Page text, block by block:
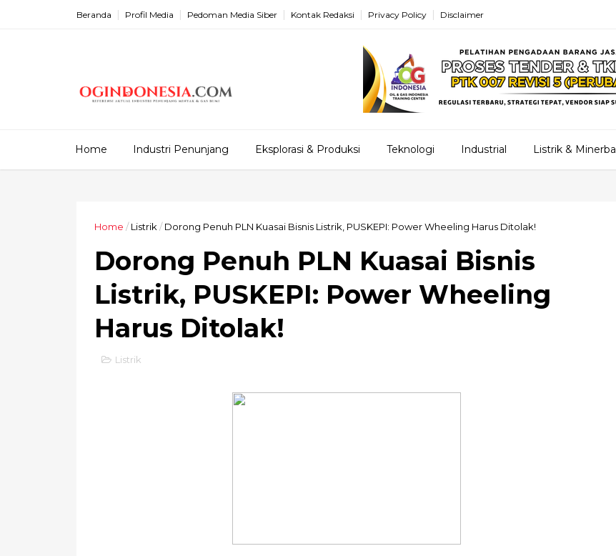
Beranda Profil Media Pedoman Media Siber Kontak Redaksi Privacy Policy Disclaimer
Home Industri Penunjang Eksplorasi & Produksi Teknologi Industrial Listrik & Minerba
Home / Listrik / Dorong Penuh PLN Kuasai Bisnis Listrik, PUSKEPI: Power Wheeling Harus Ditolak!
Dorong Penuh PLN Kuasai Bisnis
Listrik, PUSKEPI: Power Wheeling
Harus Ditolak!
Listrik